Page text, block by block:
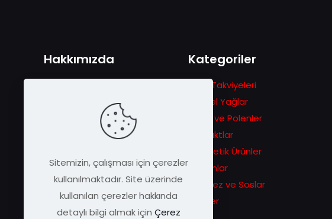
Hakkımızda
hikâyesiyle başlayan serüven
ilerleyen zamanlarda eşsiz arı
ürünlerini daha geniş kitlelere
Kategoriler
Gıda Takviyeleri
Bitkisel Yağlar
Ballar ve Polenler
Ekstraktlar
Kozmetik Ürünler
Macunlar
Pekmez ve Soslar
Sirkeler
Sitemizin, çalışması için çerezler
kullanılmaktadır. Site üzerinde
kullanılan çerezler hakkında
detaylı bilgi almak için Çerez